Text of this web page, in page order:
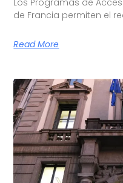
Los Programas de
de Francia permiten el
Read More